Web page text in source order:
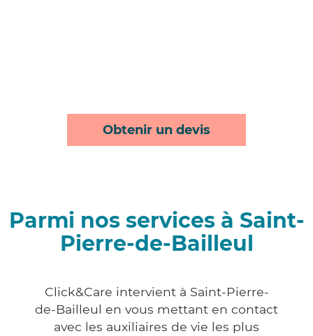
Obtenir un devis
Parmi nos services à Saint-
Pierre-de-Bailleul
Click&Care intervient à Saint-Pierre-
de-Bailleul en vous mettant en contact
avec les auxiliaires de vie les plus